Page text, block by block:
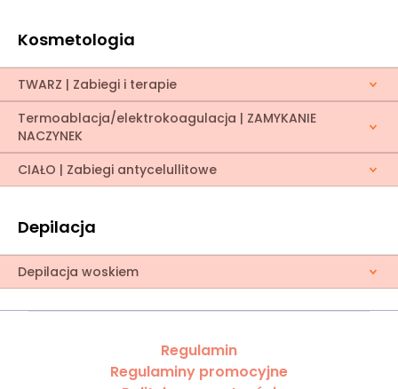
Kosmetologia
TWARZ | Zabiegi i terapie
Termoablacja/elektrokoagulacja | ZAMYKANIE
NACZYNEK
CIAŁO | Zabiegi antycelullitowe
Depilacja
Depilacja woskiem
Regulamin
Regulaminy promocyjne